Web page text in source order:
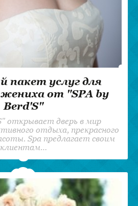
пакет услуг для
от "SPA by
Berd'S"
открывает дверь в мир
отдыха, прекрасного
Spa предлагает своим
клиентам…